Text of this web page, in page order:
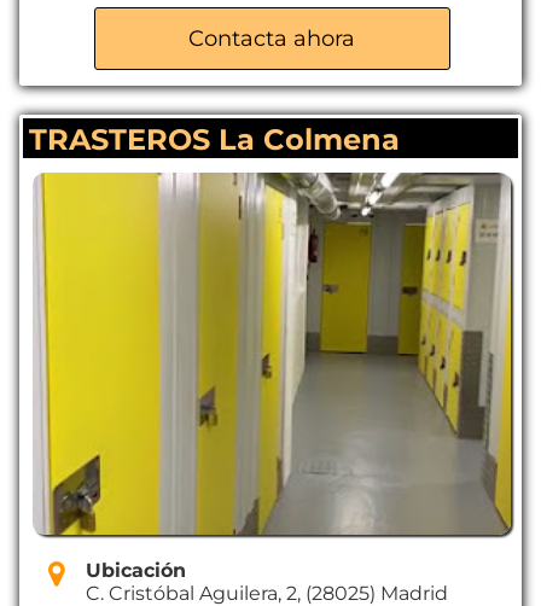
Aparcamiento gratuito
Contacta ahora
TRASTEROS La Colmena
Ubicación
C. Cristóbal Aguilera, 2, (28025) Madrid